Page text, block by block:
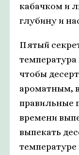
кабачком и
глубину и
Пятый
чтобы
ароматным,
правильные
времени
выпекать
температуре